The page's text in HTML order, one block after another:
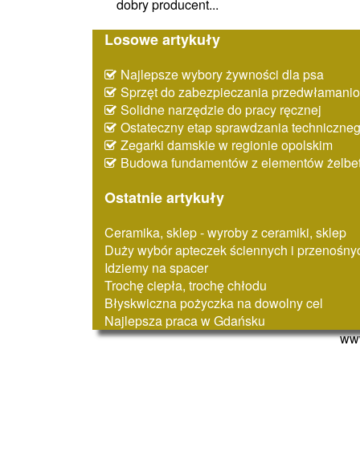
dobry producent...
Losowe artykuły
Najlepsze wybory żywności dla psa
Sprzęt do zabezpieczania
Solidne narzędzie do pracy ręcznej
Ostateczny etap sprawdzania
Zegarki damskie w regionie opolskim
Budowa fundamentów z elementów
Ostatnie artykuły
Ceramika, sklep - wyroby z ceramiki, sklep
Duży wybór apteczek ściennych i
Idziemy na spacer
Trochę ciepła, trochę chłodu
Błyskwiczna pożyczka na dowolny cel
Najlepsza praca w Gdańsku